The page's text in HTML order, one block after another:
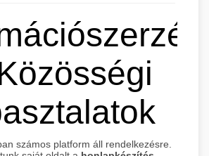
számos platform áll rendelkezésre.